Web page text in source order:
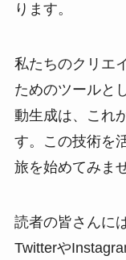
ります。
私たちのクリエ
ためのツールと
動生成は、これ
す。この技術を
旅を始めてみま
読者の皆さんに
Twitterや